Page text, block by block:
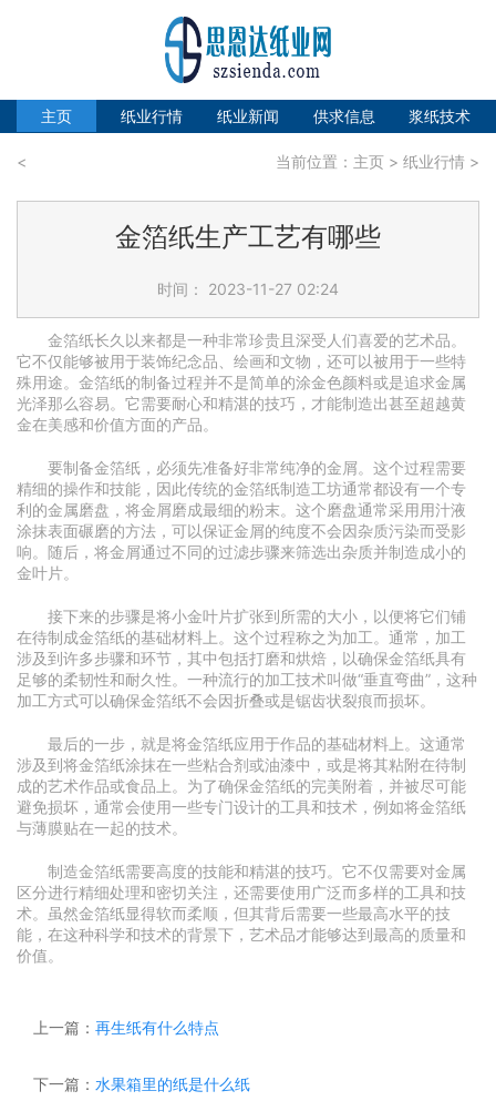
主页 纸业行情 纸业新闻 供求信息 浆纸技术
< 当前位置： 主页 > 纸业行情 >
金箔纸生产工艺有哪些
时间： 2023-11-27 02:24
金箔纸长久以来都是一种非常珍贵且深受人们喜爱的艺术品。
它不仅能够被用于装饰纪念品、绘画和文物，还可以被用于一些特
殊用途。金箔纸的制备过程并不是简单的涂金色颜料或是追求金属
光泽那么容易。它需要耐心和精湛的技巧，才能制造出甚至超越黄
金在美感和价值方面的产品。
要制备金箔纸，必须先准备好非常纯净的金屑。这个过程需要
精细的操作和技能，因此传统的金箔纸制造工坊通常都设有一个专
利的金属磨盘，将金屑磨成最细的粉末。这个磨盘通常采用用汁液
涂抹表面碾磨的方法，可以保证金屑的纯度不会因杂质污染而受影
响。随后，将金屑通过不同的过滤步骤来筛选出杂质并制造成小的
金叶片。
接下来的步骤是将小金叶片扩张到所需的大小，以便将它们铺
在待制成金箔纸的基础材料上。这个过程称之为加工。通常，加工
涉及到许多步骤和环节，其中包括打磨和烘焙，以确保金箔纸具有
足够的柔韧性和耐久性。一种流行的加工技术叫做“垂直弯曲”，这种
加工方式可以确保金箔纸不会因折叠或是锯齿状裂痕而损坏。
最后的一步，就是将金箔纸应用于作品的基础材料上。这通常
涉及到将金箔纸涂抹在一些粘合剂或油漆中，或是将其粘附在待制
成的艺术作品或食品上。为了确保金箔纸的完美附着，并被尽可能
避免损坏，通常会使用一些专门设计的工具和技术，例如将金箔纸
与薄膜贴在一起的技术。
制造金箔纸需要高度的技能和精湛的技巧。它不仅需要对金属
区分进行精细处理和密切关注，还需要使用广泛而多样的工具和技
术。虽然金箔纸显得软而柔顺，但其背后需要一些最高水平的技
能，在这种科学和技术的背景下，艺术品才能够达到最高的质量和
价值。
上一篇： 再生纸有什么特点
下一篇： 水果箱里的纸是什么纸